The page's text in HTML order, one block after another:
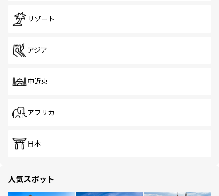
リゾート
アジア
中近東
アフリカ
日本
人気スポット